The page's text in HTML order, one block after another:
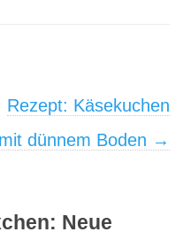
Rezept: Käsekuchen
mit dünnem Boden →
Neue